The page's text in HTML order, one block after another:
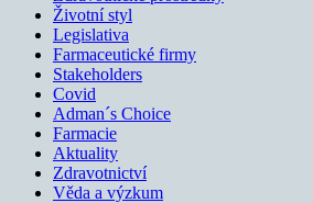
Životní styl
Legislativa
Farmaceutické firmy
Stakeholders
Covid
Adman´s Choice
Farmacie
Aktuality
Zdravotnictví
Věda a výzkum